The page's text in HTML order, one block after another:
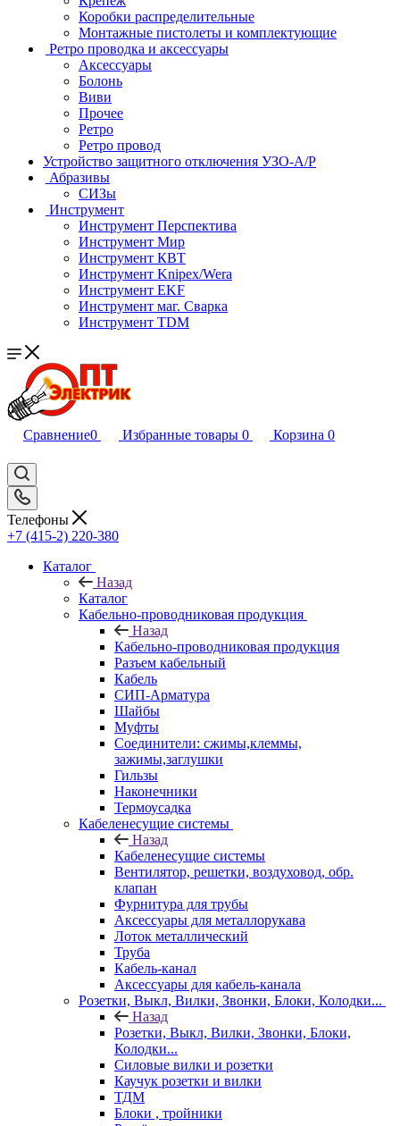
Коробки распределительные
Монтажные пистолеты и комплектующие
Ретро проводка и аксессуары
Аксессуары
Болонь
Виви
Прочее
Ретро
Ретро провод
Устройство защитного отключения УЗО-А/Р
Абразивы
СИЗы
Инструмент
Инструмент Перспектива
Инструмент Мир
Инструмент КВТ
Инструмент Knipex/Wera
Инструмент EKF
Инструмент маг. Сварка
Инструмент TDM
Сравнение0 Избранные товары 0 Корзина 0
Телефоны
+7 (415-2) 220-380
Каталог
Назад
Каталог
Кабельно-проводниковая продукция
Назад
Кабельно-проводниковая продукция
Разъем кабельный
Кабель
СИП-Арматура
Шайбы
Муфты
Соединители: сжимы,клеммы,
зажимы,заглушки
Гильзы
Наконечники
Термоусадка
Кабеленесущие системы
Назад
Кабеленесущие системы
Вентилятор, решетки, воздуховод, обр.
клапан
Фурнитура для трубы
Аксессуары для металлорукава
Лоток металлический
Труба
Кабель-канал
Аксессуары для кабель-канала
Розетки, Выкл, Вилки, Звонки, Блоки, Колодки...
Назад
Розетки, Выкл, Вилки, Звонки, Блоки,
Колодки...
Силовые вилки и розетки
Каучук розетки и вилки
ТДМ
Блоки , тройники